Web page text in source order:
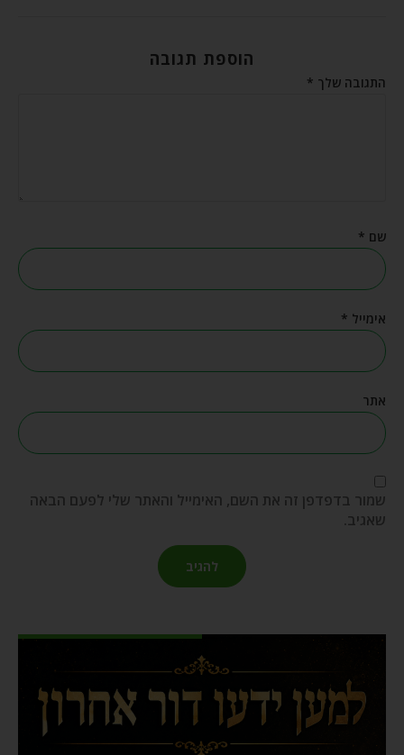
הוספת תגובה
התגובה שלך *
שם *
אימייל *
אתר
שמור בדפדפן זה את השם, האימייל והאתר שלי לפעם הבאה
שאגיב.